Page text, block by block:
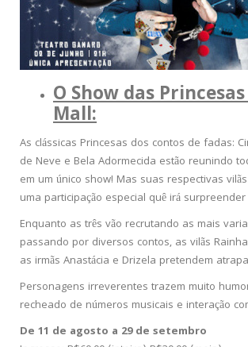
O Show das
Mall:
As clássicas Princesas dos contos de fadas:
de Neve e Bela Adormecida estão reunindo
em um único show! Mas suas respectivas
uma participação especial quê irá
Enquanto as três vão recrutando as mais
passando por diversos contos, as vilãs
as irmãs Anastácia e Drizela pretendem
Personagens irreverentes trazem muito
recheado de números musicais e interação
De 11 de agosto a 29 de setembro